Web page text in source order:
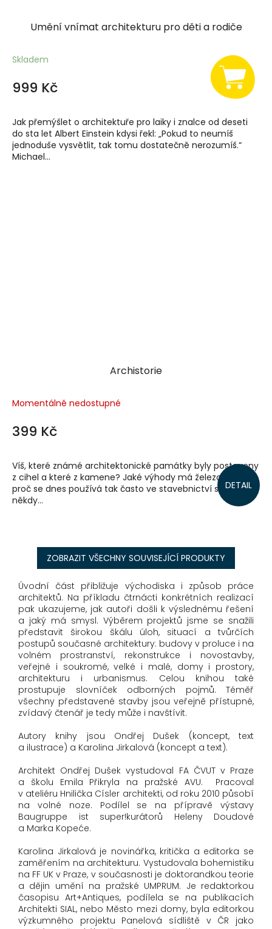
Umění vnímat architekturu pro děti a rodiče
Skladem
999 Kč
Jak přemýšlet o architektuře pro laiky i znalce od deseti
do sta let Albert Einstein kdysi řekl: „Pokud to neumíš
jednoduše vysvětlit, tak tomu dostatečně nerozumíš.“
Michael...
Archistorie
Momentálně nedostupné
399 Kč
DETAIL
Víš, které známé architektonické památky byly postaveny
z cihel a které z kamene? Jaké výhody má železobeton a
proč se dnes používá tak často ve stavebnictví sklo? Už jsi
někdy...
ZOBRAZIT VŠECHNY SOUVISEJÍCÍ PRODUKTY
Úvodní část přibližuje východiska i způsob práce
architektů. Na příkladu čtrnácti konkrétních realizací
pak ukazujeme, jak autoři došli k výslednému řešení
a jaký má smysl. Výběrem projektů jsme se snažili
představit širokou škálu úloh, situací a tvůrčích
postupů současné architektury: budovy v proluce i na
volném prostranství, rekonstrukce i novostavby,
veřejné i soukromé, velké i malé, domy i prostory,
architekturu i urbanismus. Celou knihou také
prostupuje slovníček odborných pojmů. Téměř
všechny představené stavby jsou veřejně přístupné,
zvídavý čtenář je tedy může i navštívit.
Autory knihy jsou Ondřej Dušek (koncept, text
a ilustrace) a Karolina Jirkalová (koncept a text).
Architekt Ondřej Dušek vystudoval FA ČVUT v Praze
a školu Emila Přikryla na pražské AVU. Pracoval
v ateliéru Hnilička Císler architekti, od roku 2010 působí
na volné noze. Podílel se na přípravě výstavy
Baugruppe ist super!kurátorů Heleny Doudové
a Marka Kopeće.
Karolina Jirkalová je novinářka, kritička a editorka se
zaměřením na architekturu. Vystudovala bohemistiku
na FF UK v Praze, v současnosti je doktorandkou teorie
a dějin umění na pražské UMPRUM. Je redaktorkou
časopisu Art+Antiques, podílela se na publikacích
Architekti SIAL, nebo Město mezi domy, byla editorkou
výzkumného projektu Panelová sídliště v ČR jako